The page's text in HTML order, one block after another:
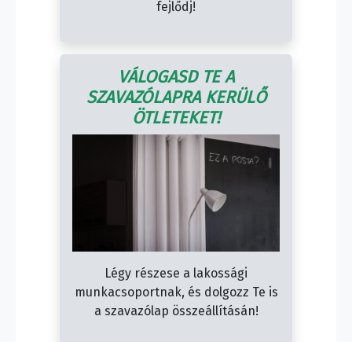
fejlődj!
VÁLOGASD TE A
SZAVAZÓLAPRA KERÜLŐ
ÖTLETEKET!
Légy részese a lakossági
munkacsoportnak, és dolgozz Te is
a szavazólap összeállításán!